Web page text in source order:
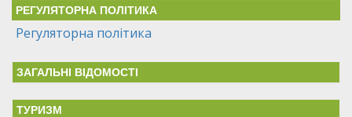
РЕГУЛЯТОРНА ПОЛІТИКА
Регуляторна політика
ЗАГАЛЬНІ ВІДОМОСТІ
ТУРИЗМ